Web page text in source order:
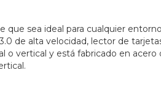
sea ideal para cualquier
de alta velocidad, lector de
vertical y está fabricado en acero